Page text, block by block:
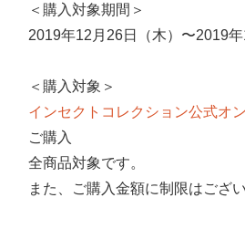
＜購入対象期間＞
2019年12月26日（木）〜2019年
＜購入対象＞
インセクトコレクション公式オ
ご購入
全商品対象です。
また、ご購入金額に制限はござ